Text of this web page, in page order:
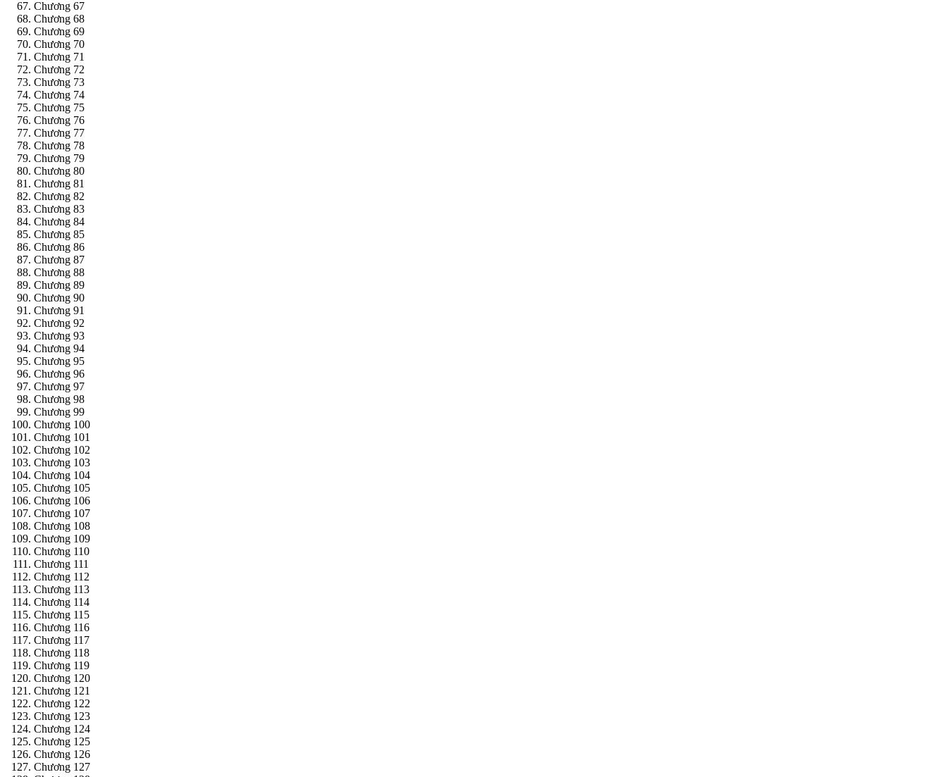
Chương 67
Chương 68
Chương 69
Chương 70
Chương 71
Chương 72
Chương 73
Chương 74
Chương 75
Chương 76
Chương 77
Chương 78
Chương 79
Chương 80
Chương 81
Chương 82
Chương 83
Chương 84
Chương 85
Chương 86
Chương 87
Chương 88
Chương 89
Chương 90
Chương 91
Chương 92
Chương 93
Chương 94
Chương 95
Chương 96
Chương 97
Chương 98
Chương 99
Chương 100
Chương 101
Chương 102
Chương 103
Chương 104
Chương 105
Chương 106
Chương 107
Chương 108
Chương 109
Chương 110
Chương 111
Chương 112
Chương 113
Chương 114
Chương 115
Chương 116
Chương 117
Chương 118
Chương 119
Chương 120
Chương 121
Chương 122
Chương 123
Chương 124
Chương 125
Chương 126
Chương 127